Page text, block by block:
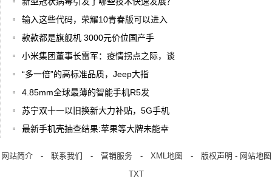
输入这些代码，荣耀10青春版可以进入
款款都是旗舰机 3000元价位国产手
小米集团董事长雷军：疫情拐点之际，谈
“多一倍”的高标准品质，Jeep大指
4.85mm全球最薄的智能手机R5发
苏宁双十一以旧换新大力补贴，5G手机
最新手机壳抽查结果:苹果等大牌未能幸
网站简介- 联系我们 - 营销服务- XML地图 - 版权声明 - 网站地图
TXT